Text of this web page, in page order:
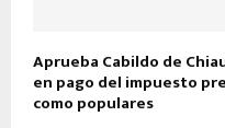
Aprueba Cabildo de
en pago del impuesto
como populares